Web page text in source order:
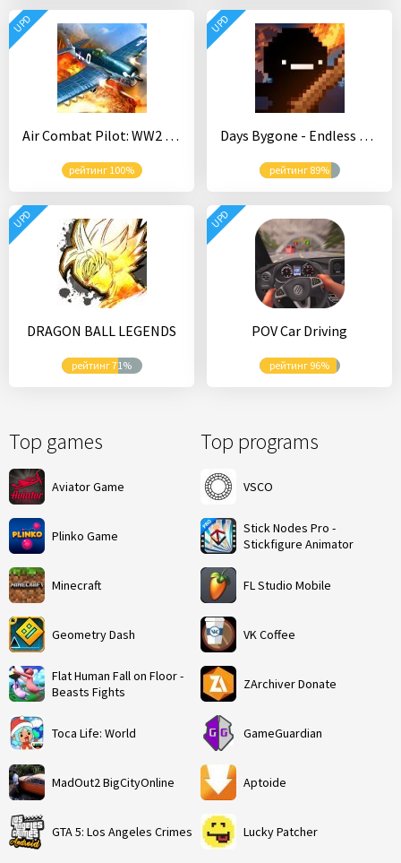
Top games
Aviator Game
Plinko Game
Minecraft
Geometry Dash
Flat Human Fall on Floor -
Beasts Fights
Toca Life: World
MadOut2 BigCityOnline
GTA 5: Los Angeles Crimes
Top programs
VSCO
Stick Nodes Pro -
Stickfigure Animator
FL Studio Mobile
VK Coffee
ZArchiver Donate
GameGuardian
Aptoide
Lucky Patcher
Air Combat Pilot: WW2 Pacific
рейтинг 100%
UPD
Days Bygone - Endless Castle Defense
рейтинг 89%
UPD
DRAGON BALL LEGENDS
рейтинг 71%
UPD
POV Car Driving
рейтинг 96%
UPD